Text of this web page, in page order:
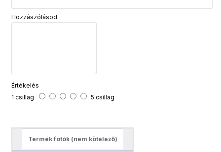
Hozzászólásod
Értékelés
1 csillag
5 csillag
Termék fotók (nem kötelező)